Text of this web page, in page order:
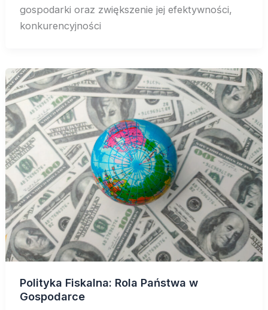
gospodarki oraz zwiększenie jej efektywności,
konkurencyjności
Polityka Fiskalna: Rola Państwa w
Gospodarce